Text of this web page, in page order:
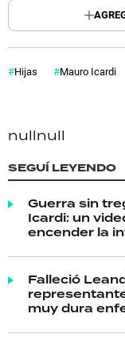
Hijas Mauro Icardi
nullnull
SEGUÍ LEYENDO
Guerra sin
Icardi: un
encender la
Falleció
muy dura